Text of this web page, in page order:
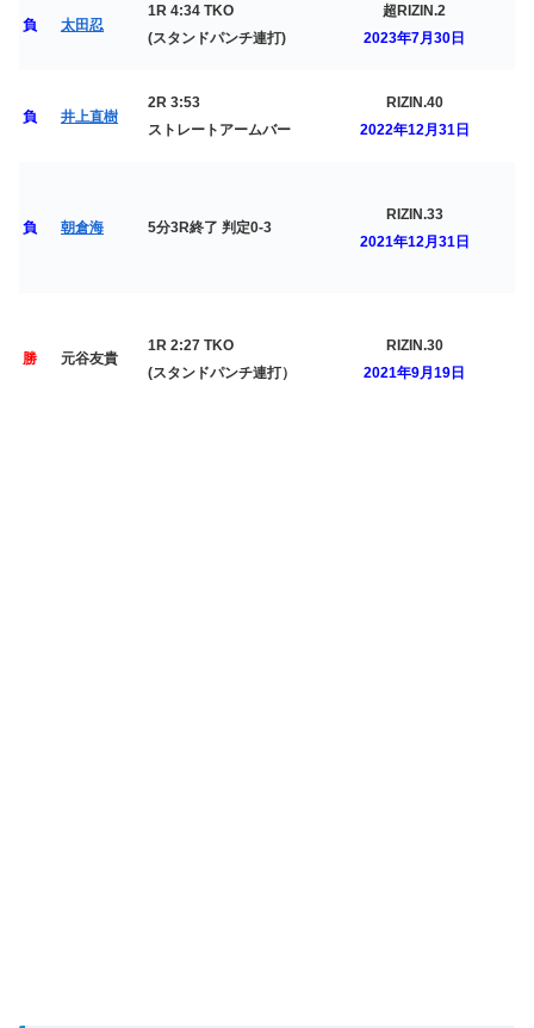
負 太田忍
1R 4:34 TKO
(スタンドパンチ連打)
超RIZIN.2
2023年7月30日
負 井上直樹
2R 3:53
ストレートアームバー
RIZIN.40
2022年12月31日
負 朝倉海 5分3R終了 判定0-3
RIZIN.33
2021年12月31日
勝 元谷友貴
1R 2:27 TKO
(スタンドパンチ連打）
RIZIN.30
2021年9月19日